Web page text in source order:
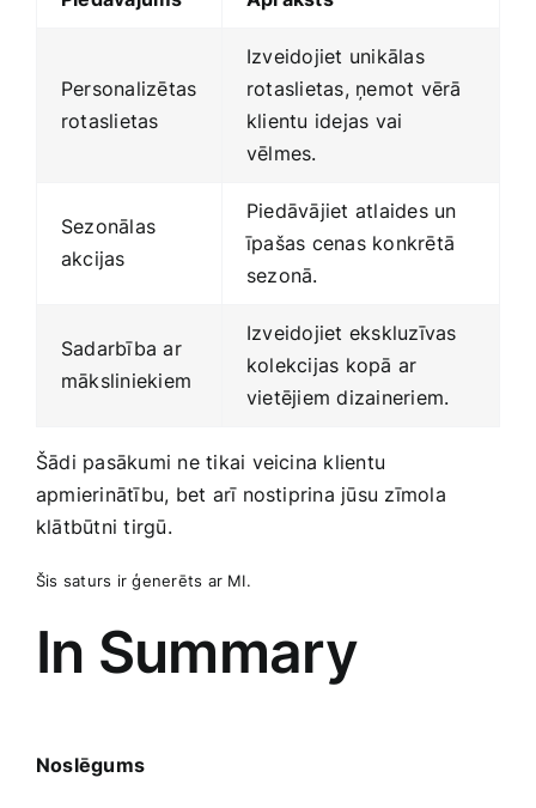
Personalizētas
rotaslietas
Izveidojiet ‍unikālas
rotaslietas, ņemot vērā
klientu idejas vai
vēlmes.
Sezonālas
akcijas
Piedāvājiet atlaides un
īpašas cenas ‍konkrētā
sezonā.
Sadarbība ‍ar
māksliniekiem
Izveidojiet ekskluzīvas
kolekcijas kopā ar
vietējiem‍ dizaineriem.
Šādi pasākumi ne tikai veicina klientu
apmierinātību, bet arī ‍nostiprina jūsu zīmola
klātbūtni tirgū.
Šis saturs ir ģenerēts ‌ar MI.
In Summary
Noslēgums